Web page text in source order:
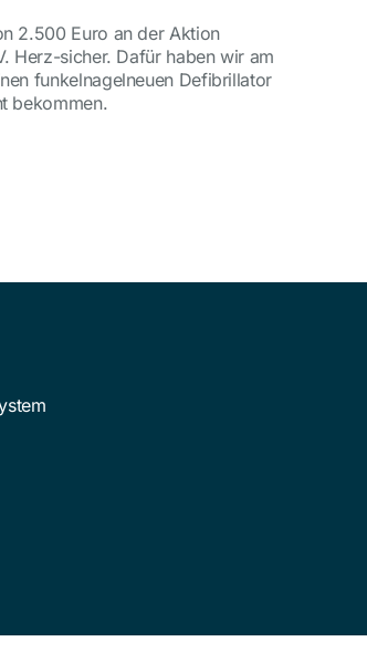
2.500 Euro an der Aktion
Herz-sicher. Dafür haben wir am
funkelnagelneuen Defibrillator
bekommen.